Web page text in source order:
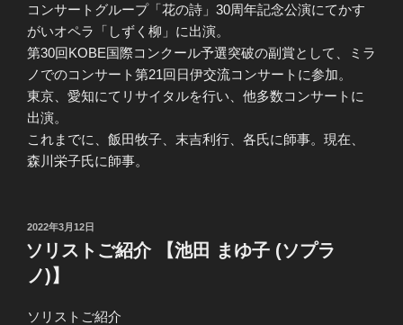
コンサートグループ「花の詩」30周年記念公演にてかす
がいオペラ「しずく柳」に出演。
第30回KOBE国際コンクール予選突破の副賞として、ミラ
ノでのコンサート第21回日伊交流コンサートに参加。
東京、愛知にてリサイタルを行い、他多数コンサートに
出演。
これまでに、飯田牧子、末吉利行、各氏に師事。現在、
森川栄子氏に師事。
投
稿
日:
2022年3月12日
ソリストご紹介 【池田 まゆ子 (ソプラ
ノ)】
ソリストご紹介